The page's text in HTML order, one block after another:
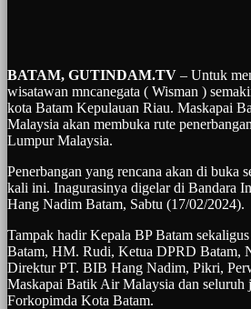
BATAM, GUTINDAM.TV – Untuk
wisatawan mncanegata ( Wisman )
kota Batam Kepulauan Riau. Maskapai
Malaysia akan membuka rute
Lumpur Malaysia.
Penerbangan yang rencana akan di buka
kali ini. Inagurasinya digelar di Bandara
Hang Nadim Batam, Sabtu (17/02/2024).
Tampak hadir Kepala BP Batam
Batam, HM. Rudi, Ketua DPRD Batam,
Direktur PT. BIB Hang Nadim, Pikri,
Maskapai Batik Air Malaysia dan seluruh
Forkopimda Kota Batam.